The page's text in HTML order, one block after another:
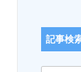
記事検